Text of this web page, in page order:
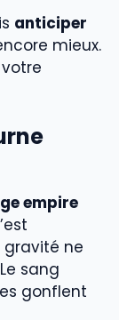
anticiper
mieux.
empire
ne
sang
gonflent